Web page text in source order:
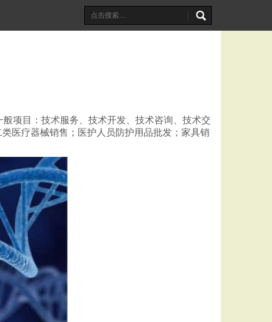
项目：技术服务、技术开发、技术咨询、技术交
医疗器械销售；医护人员防护用品批发；家具销